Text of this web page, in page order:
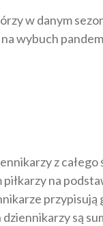
w danym
wybuch
z
na
przypisują
są